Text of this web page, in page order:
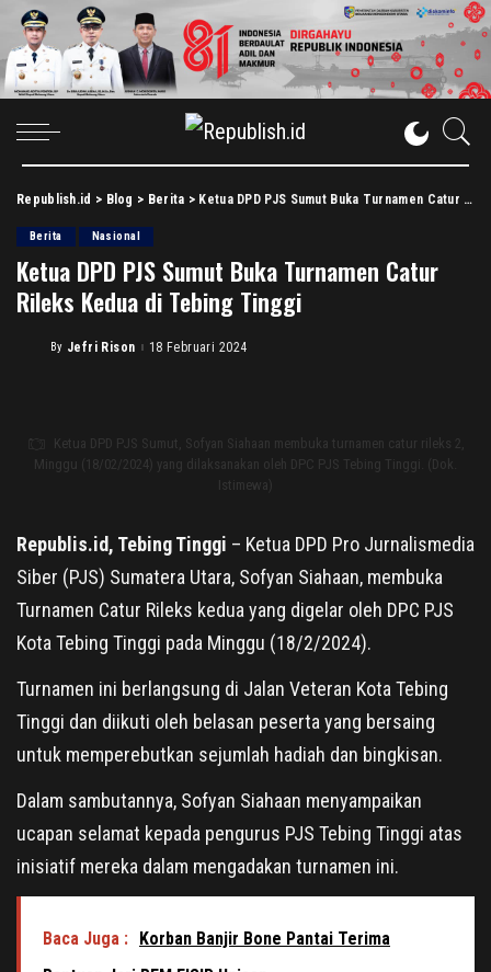
Republish.id > Blog > Berita > Ketua DPD PJS Sumut Buka Turnamen Catur Rileks Kedua di Tebing Tinggi
Berita Nasional
Ketua DPD PJS Sumut Buka Turnamen Catur
Rileks Kedua di Tebing Tinggi
Posted
By Jefri Rison 18 Februari 2024
Ketua DPD PJS Sumut, Sofyan Siahaan membuka turnamen catur rileks 2,
Minggu (18/02/2024) yang dilaksanakan oleh DPC PJS Tebing Tinggi. (Dok.
Istimewa)
Republis.id, Tebing Tinggi – Ketua DPD Pro Jurnalismedia
Siber (PJS) Sumatera Utara, Sofyan Siahaan, membuka
Turnamen Catur Rileks kedua yang digelar oleh DPC PJS
Kota Tebing Tinggi pada Minggu (18/2/2024).
Turnamen ini berlangsung di Jalan Veteran Kota Tebing
Tinggi dan diikuti oleh belasan peserta yang bersaing
untuk memperebutkan sejumlah hadiah dan bingkisan.
Dalam sambutannya, Sofyan Siahaan menyampaikan
ucapan selamat kepada pengurus PJS Tebing Tinggi atas
inisiatif mereka dalam mengadakan turnamen ini.
Baca Juga : Korban Banjir Bone Pantai Terima